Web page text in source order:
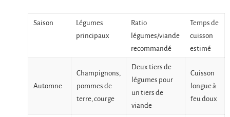
Saison
Légumes
principaux
Ratio
légumes/viande
recommandé
Temps de
cuisson
estimé
Automne
Champignons,
pommes de
terre, courge
Deux tiers de
légumes pour
un tiers de
viande
Cuisson
longue à
feu doux